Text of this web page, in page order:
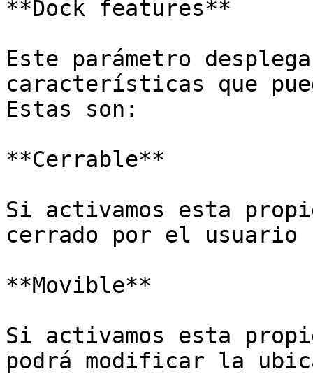
**Dock features**
Este parámetro
características que
Estas son:
**Cerrable**
Si activamos esta
cerrado por el
**Movible**
Si activamos esta
podrá modificar la